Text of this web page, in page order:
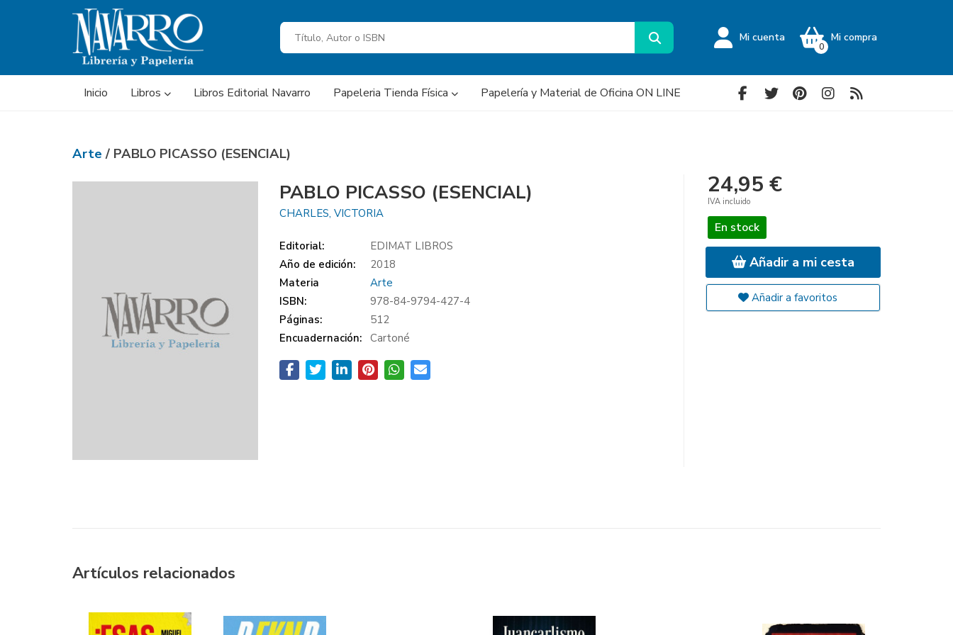
Mi cuenta Mi compra
0
Inicio Libros Libros Editorial Navarro Papeleria Tienda Física Papelería y Material de Oficina ON LINE
Arte/ PABLO PICASSO (ESENCIAL)
PABLO PICASSO (ESENCIAL)
CHARLES, VICTORIA
Editorial:
EDIMAT LIBROS
Año de edición:
2018
Materia
Arte
ISBN:
978-84-9794-427-4
Páginas:
512
Encuadernación:
Cartoné
24,95 €
IVA incluido
En stock
Añadir a mi cesta
Añadir a favoritos
Artículos relacionados